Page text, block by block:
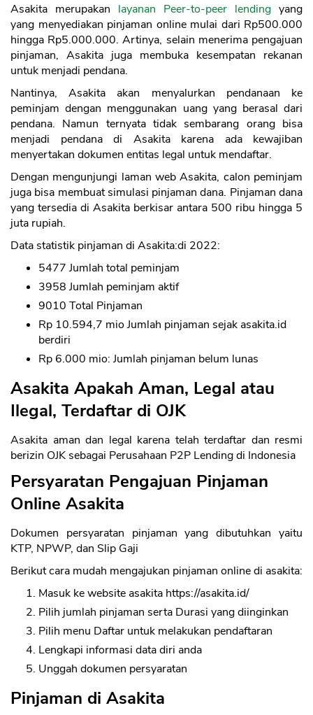
Asakita merupakan layanan Peer-to-peer lending yang
yang menyediakan pinjaman online mulai dari Rp500.000
hingga Rp5.000.000. Artinya, selain menerima pengajuan
pinjaman, Asakita juga membuka kesempatan rekanan
untuk menjadi pendana.
Nantinya, Asakita akan menyalurkan pendanaan ke
peminjam dengan menggunakan uang yang berasal dari
pendana. Namun ternyata tidak sembarang orang bisa
menjadi pendana di Asakita karena ada kewajiban
menyertakan dokumen entitas legal untuk mendaftar.
Dengan mengunjungi laman web Asakita, calon peminjam
juga bisa membuat simulasi pinjaman dana. Pinjaman dana
yang tersedia di Asakita berkisar antara 500 ribu hingga 5
juta rupiah.
Data statistik pinjaman di Asakita:di 2022:
5477 Jumlah total peminjam
3958 Jumlah peminjam aktif
9010 Total Pinjaman
Rp 10.594,7 mio Jumlah pinjaman sejak asakita.id
berdiri
Rp 6.000 mio: Jumlah pinjaman belum lunas
Asakita Apakah Aman, Legal atau
Ilegal, Terdaftar di OJK
Asakita aman dan legal karena telah terdaftar dan resmi
berizin OJK sebagai Perusahaan P2P Lending di Indonesia
Persyaratan Pengajuan Pinjaman
Online Asakita
Dokumen persyaratan pinjaman yang dibutuhkan yaitu
KTP, NPWP, dan Slip Gaji
Berikut cara mudah mengajukan pinjaman online di asakita:
Masuk ke website asakita https://asakita.id/
Pilih jumlah pinjaman serta Durasi yang diinginkan
Pilih menu Daftar untuk melakukan pendaftaran
Lengkapi informasi data diri anda
Unggah dokumen persyaratan
Pinjaman di Asakita